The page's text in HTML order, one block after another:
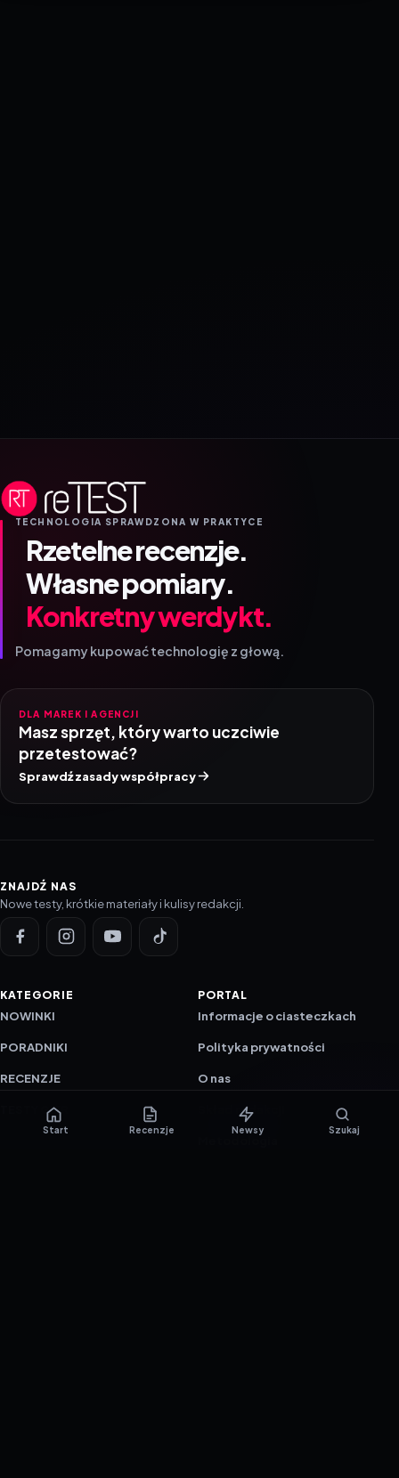
TECHNOLOGIA SPRAWDZONA W PRAKTYCE
Rzetelne recenzje.
Własne pomiary.
Konkretny werdykt.
Pomagamy kupować technologię z głową.
DLA MAREK I AGENCJI
Masz sprzęt, który warto uczciwie
przetestować?
Sprawdź zasady współpracy
ZNAJDŹ NAS
Nowe testy, krótkie materiały i kulisy redakcji.
KATEGORIE
NOWINKI
PORADNIKI
RECENZJE
TESTY GIER
PORTAL
Informacje o ciasteczkach
Polityka prywatności
O nas
Skład redakcji
Start Recenzje Newsy Szukaj